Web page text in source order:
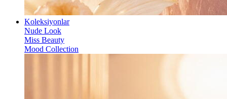
Koleksiyonlar
Nude Look
Miss Beauty
Mood Collection